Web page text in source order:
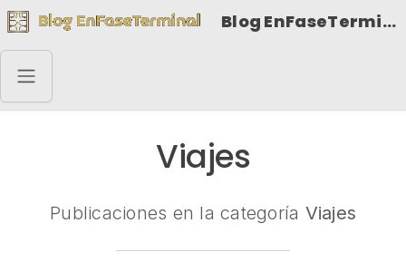
Blog EnFaseTerminal
Viajes
Publicaciones en la categoría Viajes